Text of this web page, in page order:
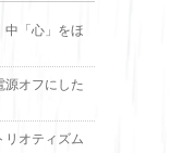
「心」をほ
源オフにした
リオティズム